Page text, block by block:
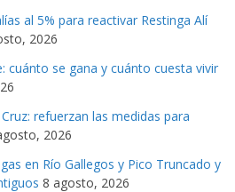
al 5% para reactivar Restinga Alí
2026
cuánto se gana y cuánto cuesta vivir
refuerzan las medidas para
2026
en Río Gallegos y Pico Truncado y
8 agosto, 2026